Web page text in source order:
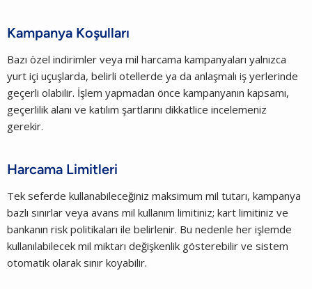
Kampanya Koşulları
Bazı özel indirimler veya mil harcama kampanyaları yalnızca
yurt içi uçuşlarda, belirli otellerde ya da anlaşmalı iş yerlerinde
geçerli olabilir. İşlem yapmadan önce kampanyanın kapsamı,
geçerlilik alanı ve katılım şartlarını dikkatlice incelemeniz
gerekir.
Harcama Limitleri
Tek seferde kullanabileceğiniz maksimum mil tutarı, kampanya
bazlı sınırlar veya avans mil kullanım limitiniz; kart limitiniz ve
bankanın risk politikaları ile belirlenir. Bu nedenle her işlemde
kullanılabilecek mil miktarı değişkenlik gösterebilir ve sistem
otomatik olarak sınır koyabilir.